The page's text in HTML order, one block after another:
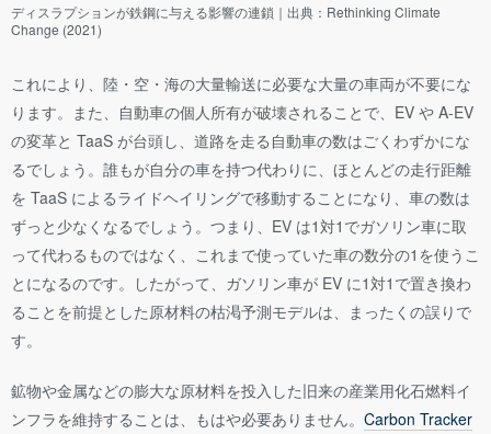
ディスラプションが鉄鋼に与える影響の連鎖｜出典：Rethinking Climate
Change (2021)
これにより、陸・空・海の大量輸送に必要な大量の車両が不要にな
ります。また、自動車の個人所有が破壊されることで、EV や A-EV
の変革と TaaS が台頭し、道路を走る自動車の数はごくわずかにな
るでしょう。誰もが自分の車を持つ代わりに、ほとんどの走行距離
を TaaS によるライドヘイリングで移動することになり、車の数は
ずっと少なくなるでしょう。つまり、EV は1対1でガソリン車に取
って代わるものではなく、これまで使っていた車の数分の1を使うこ
とになるのです。したがって、ガソリン車が EV に1対1で置き換わ
ることを前提とした原材料の枯渇予測モデルは、まったくの誤りで
す。
鉱物や金属などの膨大な原材料を投入した旧来の産業用化石燃料イ
ンフラを維持することは、もはや必要ありません。 Carbon Tracker